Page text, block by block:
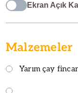
Ekran Açık
Malzemeler
Yarım çay